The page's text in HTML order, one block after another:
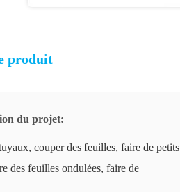
produit
du projet:
couper des feuilles, faire de petits
des feuilles ondulées, faire de